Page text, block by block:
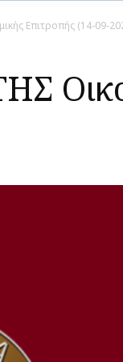
Επιτροπής (14-09-